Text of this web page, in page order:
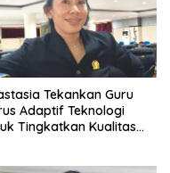
Tekankan Guru
Adaptif Teknologi
Tingkatkan Kualitas